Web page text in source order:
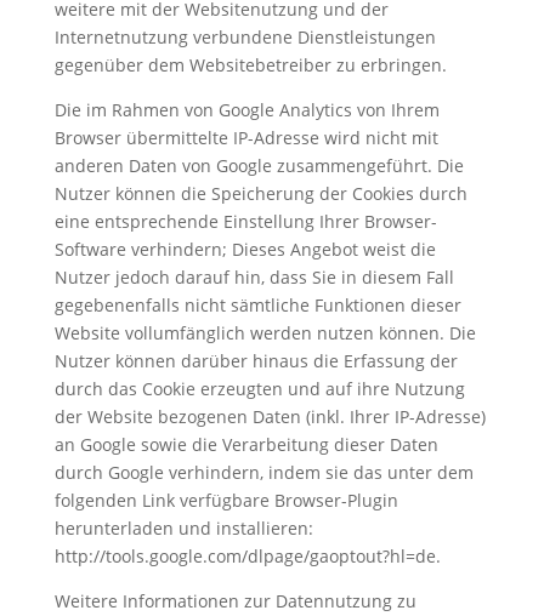
weitere mit der Websitenutzung und der
Internetnutzung verbundene Dienstleistungen
gegenüber dem Websitebetreiber zu erbringen.
Die im Rahmen von Google Analytics von Ihrem
Browser übermittelte IP-Adresse wird nicht mit
anderen Daten von Google zusammengeführt. Die
Nutzer können die Speicherung der Cookies durch
eine entsprechende Einstellung Ihrer Browser-
Software verhindern; Dieses Angebot weist die
Nutzer jedoch darauf hin, dass Sie in diesem Fall
gegebenenfalls nicht sämtliche Funktionen dieser
Website vollumfänglich werden nutzen können. Die
Nutzer können darüber hinaus die Erfassung der
durch das Cookie erzeugten und auf ihre Nutzung
der Website bezogenen Daten (inkl. Ihrer IP-Adresse)
an Google sowie die Verarbeitung dieser Daten
durch Google verhindern, indem sie das unter dem
folgenden Link verfügbare Browser-Plugin
herunterladen und installieren:
http://tools.google.com/dlpage/gaoptout?hl=de.
Weitere Informationen zur Datennutzung zu